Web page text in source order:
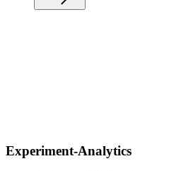
Experiment-Analytics